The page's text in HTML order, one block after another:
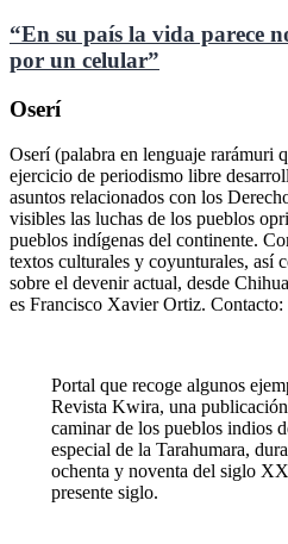
“En su país la vida parece
por un celular”
Oserí
Oserí (palabra en lenguaje rarámuri
ejercicio de periodismo libre
asuntos relacionados con los
visibles las luchas de los pueblos
pueblos indígenas del continente.
textos culturales y coyunturales, así
sobre el devenir actual, desde
es Francisco Xavier Ortiz.
Portal que recoge algunos
Revista Kwira, una
caminar de los pueblos indios
especial de la Tarahumara,
ochenta y noventa del siglo
presente siglo.